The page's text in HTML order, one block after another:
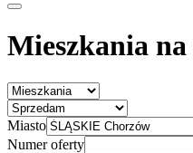
Mieszkania
Miasto
Numer oferty